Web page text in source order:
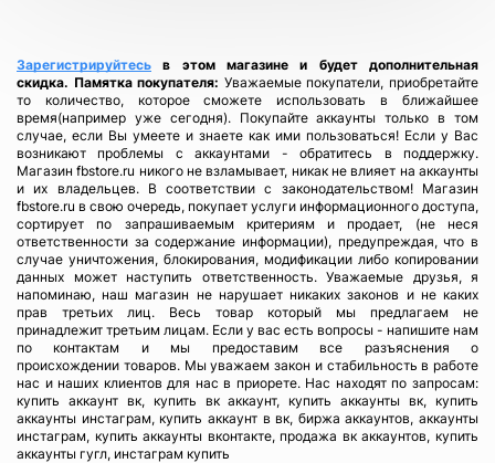
Зарегистрируйтесь
в этом магазине и будет дополнительная
скидка. Памятка покупателя: Уважаемые покупатели, приобретайте
то количество, которое сможете использовать в ближайшее
время(например уже сегодня). Покупайте аккаунты только в том
случае, если Вы умеете и знаете как ими пользоваться! Если у Вас
возникают проблемы с аккаунтами - обратитесь в поддержку.
Магазин fbstore.ru никого не взламывает, никак не влияет на аккаунты
и их владельцев. В соответствии с законодательством! Магазин
fbstore.ru в свою очередь, покупает услуги информационного доступа,
сортирует по запрашиваемым критериям и продает, (не неся
ответственности за содержание информации), предупреждая, что в
случае уничтожения, блокирования, модификации либо копировании
данных может наступить ответственность. Уважаемые друзья, я
напоминаю, наш магазин не нарушает никаких законов и не каких
прав третьих лиц. Весь товар который мы предлагаем не
принадлежит третьим лицам. Если у вас есть вопросы - напишите нам
по контактам и мы предоставим все разъяснения о
происхождении товаров. Мы уважаем закон и стабильность в работе
нас и наших клиентов для нас в приорете. Нас находят по запросам:
купить аккаунт вк, купить вк аккаунт, купить аккаунты вк, купить
аккаунты инстаграм, купить аккаунт в вк, биржа аккаунтов, аккаунты
инстаграм, купить аккаунты вконтакте, продажа вк аккаунтов, купить
аккаунты гугл, инстаграм купить
Всего товара в корзине
(шт)
Сумма к оплате (без скидок)
$